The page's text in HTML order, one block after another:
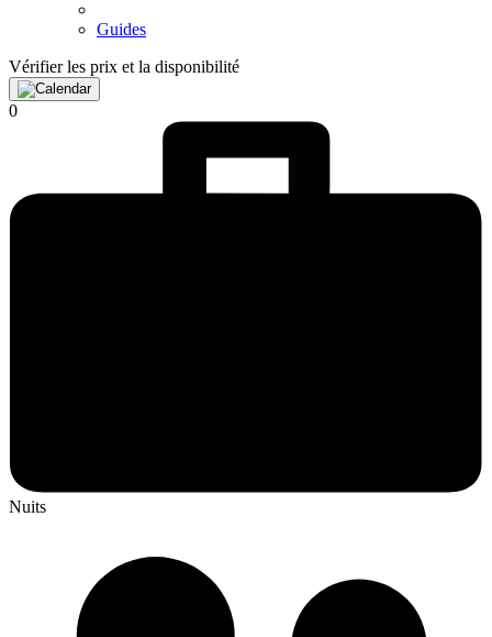
Guides
Vérifier les prix et la disponibilité
0
Nuits